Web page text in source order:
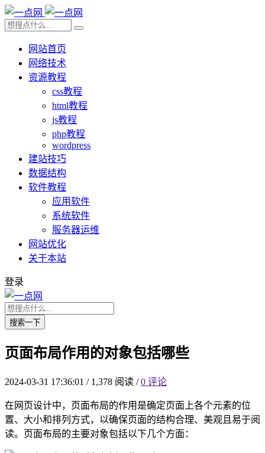
网站首页
网络技术
资源教程
css教程
html教程
js教程
php教程
wordpress
建站技巧
数据结构
软件教程
应用软件
系统软件
服务器运维
网站优化
关于本站
登录
搜索一下
页面布局作用的对象包括哪些
2024-03-31 17:36:01 /1,378 阅读 / 0 评论
在网页设计中，页面布局的作用是确定页面上各个元素的位
置、大小和排列方式，以确保页面的结构合理、美观且易于阅
读。页面布局的主要对象包括以下几个方面：